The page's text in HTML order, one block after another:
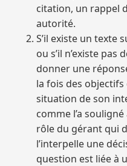
citation, un rappel
autorité.
S’il existe un texte
ou s’il n’existe pas
donner une
la fois des objectifs
situation de son
comme l’a
rôle du gérant qui
l’interpelle une
question est liée à